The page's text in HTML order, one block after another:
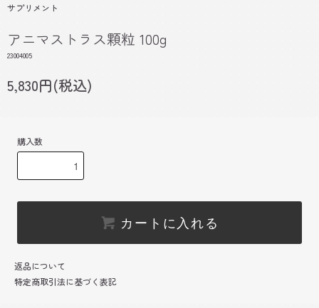
サプリメント
アニマストラス顆粒 100g
23004005
5,830円(税込)
購入数
カートに入れる
返品について
特定商取引法に基づく表記